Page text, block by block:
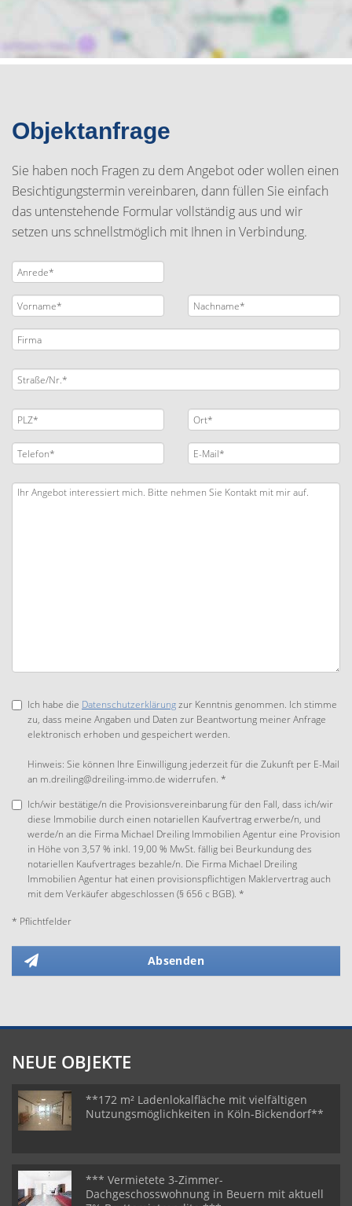
Objektanfrage
Sie haben noch Fragen zu dem Angebot oder wollen einen
Besichtigungstermin vereinbaren, dann füllen Sie einfach
das untenstehende Formular vollständig aus und wir
setzen uns schnellstmöglich mit Ihnen in Verbindung.
Ich habe die Datenschutzerklärungzur Kenntnis genommen. Ich stimme
zu, dass meine Angaben und Daten zur Beantwortung meiner Anfrage
elektronisch erhoben und gespeichert werden.
Hinweis: Sie können Ihre Einwilligung jederzeit für die Zukunft per E-Mail
an m.dreiling@dreiling-immo.de widerrufen. *
Ich/wir bestätige/n die Provisionsvereinbarung für den Fall, dass ich/wir
diese Immobilie durch einen notariellen Kaufvertrag erwerbe/n, und
werde/n an die Firma Michael Dreiling Immobilien Agentur eine Provision
in Höhe von 3,57 % inkl. 19,00 % MwSt. fällig bei Beurkundung des
notariellen Kaufvertrages bezahle/n. Die Firma Michael Dreiling
Immobilien Agentur hat einen provisionspflichtigen Maklervertrag auch
mit dem Verkäufer abgeschlossen (§ 656 c BGB). *
* Pflichtfelder
Absenden
NEUE OBJEKTE
**172 m² Ladenlokalfläche mit vielfältigen
Nutzungsmöglichkeiten in Köln-Bickendorf**
*** Vermietete 3-Zimmer-
Dachgeschosswohnung in Beuern mit aktuell